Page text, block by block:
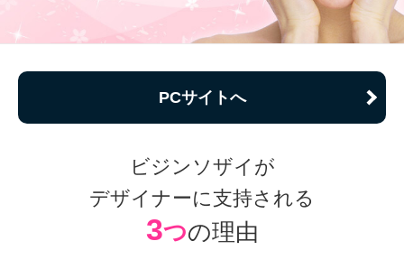
PCサイトへ
ビジンソザイが
デザイナーに支持される
3つの理由